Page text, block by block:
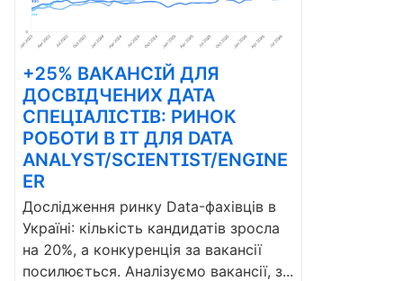
+25% ВАКАНСІЙ ДЛЯ
ДОСВІДЧЕНИХ ДАТА
СПЕЦІАЛІСТІВ: РИНОК
РОБОТИ В ІТ ДЛЯ DATA
ANALYST/SCIENTIST/ENGINE
ER
Дослідження ринку Data-фахівців в
Україні: кількість кандидатів зросла
на 20%, а конкуренція за вакансії
посилюється. Аналізуємо вакансії, з...